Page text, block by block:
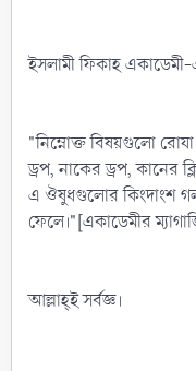
ইসলামী ফিকাহ একাডেমী-
"নিম্নোক্ত বিষয়গুলো
ড্রপ, নাকের ড্রপ, কানের
এ ঔষুধগুলোর কিংদাংশ
ফেলে।"[একাডেমীর
আল্লাহ্‌ই সর্বজ্ঞ।